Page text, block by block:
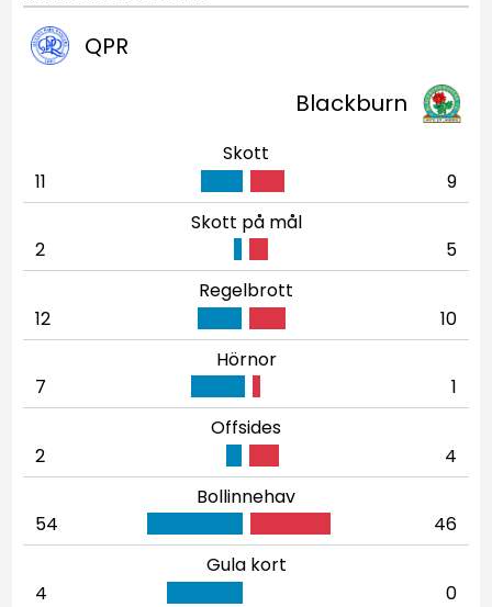
QPR
Blackburn
Skott
11
9
Skott på mål
2
5
Regelbrott
12
10
Hörnor
7
1
Offsides
2
4
Bollinnehav
54
46
Gula kort
4
0